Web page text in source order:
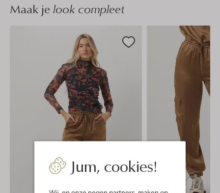
Jum, cookies!
Maak je look compleet